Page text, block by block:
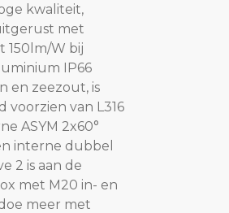
kwaliteit,
met
150lm/W bij
IP66
en zeezout, is
voorzien van L316
ASYM 2x60°
interne dubbel
2 is aan de
met M20 in- en
meer met